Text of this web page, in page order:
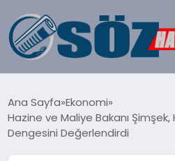
Ana Sayfa Ekonomi
Hazine ve Maliye Bakanı Şimşek,
Dengesini Değerlendirdi